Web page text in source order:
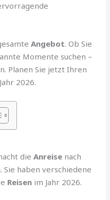
Angebot. Ob Sie
Momente suchen –
Planen Sie jetzt Ihren
2026.
dieAnreise nach
haben verschiedene
Reisen im Jahr 2026.